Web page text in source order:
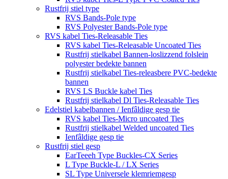
Rustfrij stiel type
RVS Bands-Pole type
RVS Polyester Bands-Pole type
RVS kabel Ties-Releasable Ties
RVS kabel Ties-Releasable Uncoated Ties
Rustfrij stielkabel Bannen-loslizzend folslein
polyester bedekte bannen
Rustfrij stielkabel Ties-releasbere PVC-bedekte
bannen
RVS LS Buckle kabel Ties
Rustfrij stielkabel Dl Ties-Releasable Ties
Edelstiel kabelbannen / Ienfâldige gesp tie
RVS kabel Ties-Micro uncoated Ties
Rustfrij stielkabel Welded uncoated Ties
Ienfâldige gesp tie
Rustfrij stiel gesp
EarTeeeh Type Buckles-CX Series
L Type Buckle-L / LX Series
SL Type Universele klemriemgesp